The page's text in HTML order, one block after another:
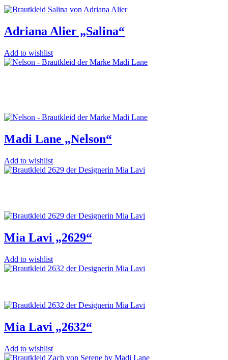
Adriana Alier „Salina“
Add to wishlist
Madi Lane „Nelson“
Add to wishlist
Mia Lavi „2629“
Add to wishlist
Mia Lavi „2632“
Add to wishlist